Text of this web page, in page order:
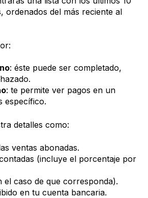
ordenados del más reciente al
: éste puede ser completado,
: te permite ver pagos en un
específico.
detalles como:
ventas abonadas.
(incluye el porcentaje por
el caso de que corresponda).
en tu cuenta bancaria.